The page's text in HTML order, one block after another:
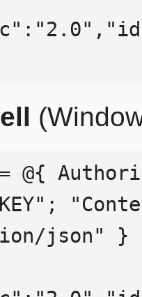
@{
json" }